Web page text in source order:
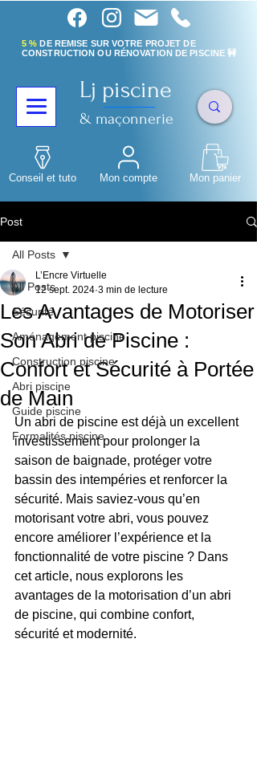
5 % DE REMISE SUR VOTRE PROJET DE
CONSTRUCTION OU RÉNOVATION DE PISCINE 🚧
Conseil et tuto
Lj piscine
& maçonnerie
Mon compte Mon panier
Post
All Posts
Sécurité
Aménagement piscine
Construction piscine
Abri piscine
Guide piscine
Formalités piscine
All Posts
Les Avantages de Motoriser
Son Abri de Piscine :
Confort et Sécurité à Portée
de Main
L’Encre Virtuelle
12 sept. 2024 3 min de lecture
Un abri de piscine est déjà un excellent
investissement pour prolonger la
saison de baignade, protéger votre
bassin des intempéries et renforcer la
sécurité. Mais saviez-vous qu’en
motorisant votre abri, vous pouvez
encore améliorer l’expérience et la
fonctionnalité de votre piscine ? Dans
cet article, nous explorons les
avantages de la motorisation d’un abri
de piscine, qui combine confort,
sécurité et modernité.